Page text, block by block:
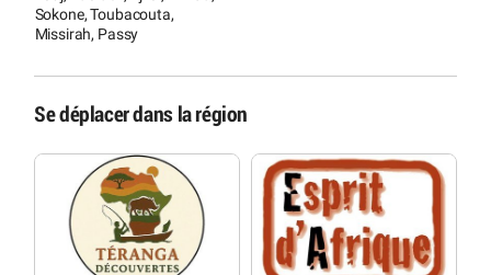
Sokone, Toubacouta,
Missirah, Passy
Se déplacer dans la région